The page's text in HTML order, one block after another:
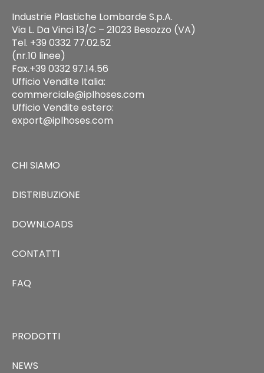
Industrie Plastiche Lombarde S.p.A.
Via L. Da Vinci 13/C – 21023 Besozzo (VA)
Tel. +39 0332 77.02.52
(nr.10 linee)
Fax.+39 0332 97.14.56
Ufficio Vendite Italia:
commerciale@iplhoses.com
Ufficio Vendite estero:
export@iplhoses.com
CHI SIAMO
DISTRIBUZIONE
DOWNLOADS
CONTATTI
FAQ
PRODOTTI
NEWS